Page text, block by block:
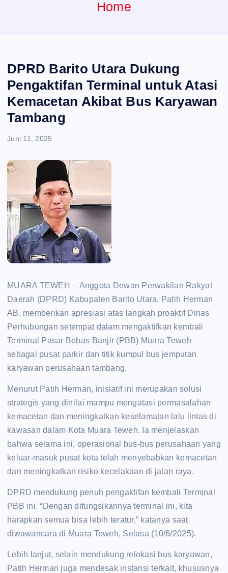
Home
DPRD Barito Utara Dukung
Pengaktifan Terminal untuk Atasi
Kemacetan Akibat Bus Karyawan
Tambang
Juni 11, 2025
MUARA TEWEH – Anggota Dewan Perwakilan Rakyat
Daerah (DPRD) Kabupaten Barito Utara, Patih Herman
AB, memberikan apresiasi atas langkah proaktif Dinas
Perhubungan setempat dalam mengaktifkan kembali
Terminal Pasar Bebas Banjir (PBB) Muara Teweh
sebagai pusat parkir dan titik kumpul bus jemputan
karyawan perusahaan tambang.
Menurut Patih Herman, inisiatif ini merupakan solusi
strategis yang dinilai mampu mengatasi permasalahan
kemacetan dan meningkatkan keselamatan lalu lintas di
kawasan dalam Kota Muara Teweh. Ia menjelaskan
bahwa selama ini, operasional bus-bus perusahaan yang
keluar-masuk pusat kota telah menyebabkan kemacetan
dan meningkatkan risiko kecelakaan di jalan raya.
DPRD mendukung penuh pengaktifan kembali Terminal
PBB ini. “Dengan difungsikannya terminal ini, kita
harapkan semua bisa lebih teratur,” katanya saat
diwawancara di Muara Teweh, Selasa (10/6/2025).
Lebih lanjut, selain mendukung relokasi bus karyawan,
Patih Herman juga mendesak instansi terkait, khususnya